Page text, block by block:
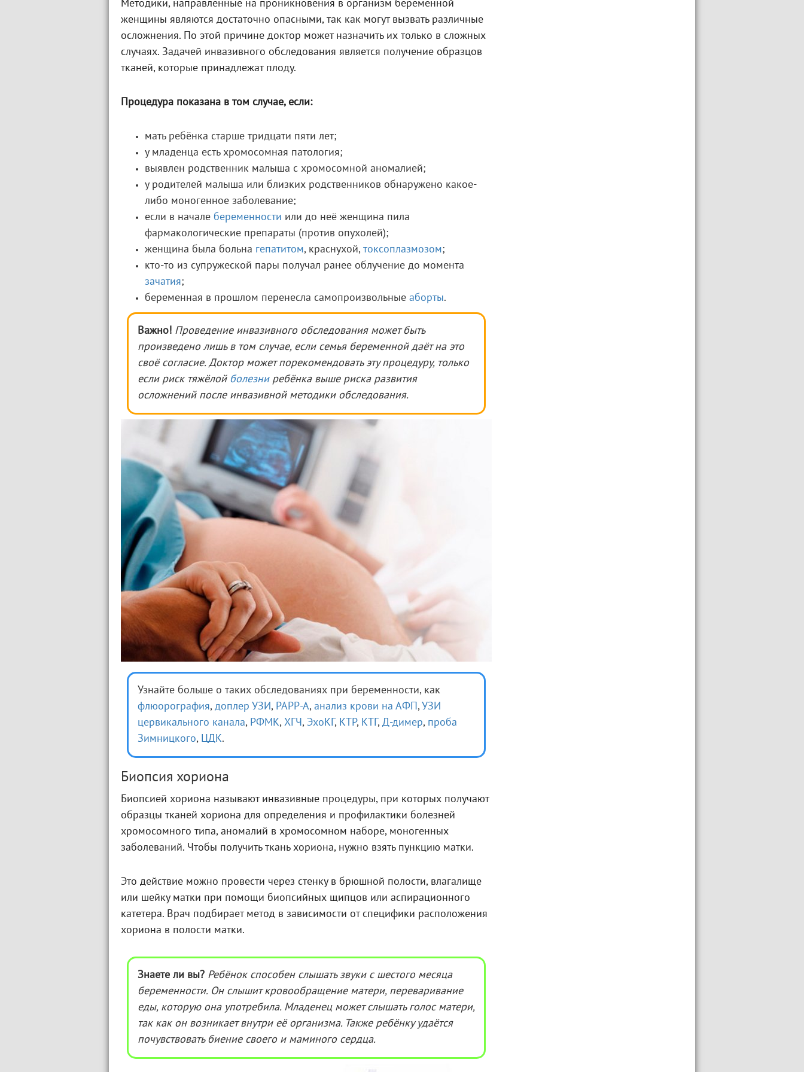
Методики, направленные на проникновения в организм беременной
женщины являются достаточно опасными, так как могут вызвать различные
осложнения. По этой причине доктор может назначить их только в сложных
случаях. Задачей инвазивного обследования является получение образцов
тканей, которые принадлежат плоду.
Процедура показана в том случае, если:
мать ребёнка старше тридцати пяти лет;
у младенца есть хромосомная патология;
выявлен родственник малыша с хромосомной аномалией;
у родителей малыша или близких родственников обнаружено какое-
либо моногенное заболевание;
если в начале беременности или до неё женщина пила
фармакологические препараты (против опухолей);
женщина была больна гепатитом, краснухой, токсоплазмозом;
кто-то из супружеской пары получал ранее облучение до момента
зачатия;
беременная в прошлом перенесла самопроизвольные аборты.
Важно! Проведение инвазивного обследования может быть
произведено лишь в том случае, если семья беременной даёт на это
своё согласие. Доктор может порекомендовать эту процедуру, только
если риск тяжёлой болезниребёнка выше риска развития
осложнений после инвазивной методики обследования.
Узнайте больше о таких обследованиях при беременности, как
флюорография, доплер УЗИ, РАРР-А, анализ крови на АФП , УЗИ
цервикального канала, РФМК, ХГЧ , ЭхоКГ , КТР, КТГ ,Д-димер, проба
Зимницкого, ЦДК.
Биопсия хориона
Биопсией хориона называют инвазивные процедуры, при которых получают
образцы тканей хориона для определения и профилактики болезней
хромосомного типа, аномалий в хромосомном наборе, моногенных
заболеваний. Чтобы получить ткань хориона, нужно взять пункцию матки.
Это действие можно провести через стенку в брюшной полости, влагалище
или шейку матки при помощи биопсийных щипцов или аспирационного
катетера. Врач подбирает метод в зависимости от специфики расположения
хориона в полости матки.
Знаете ли вы? Ребёнок способен слышать звуки с шестого месяца
беременности. Он слышит кровообращение матери, переваривание
еды, которую она употребила. Младенец может слышать голос матери,
так как он возникает внутри её организма. Также ребёнку удаётся
почувствовать биение своего и маминого сердца.